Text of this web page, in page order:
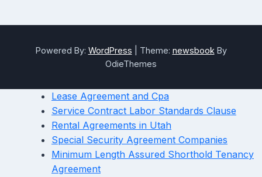
Powered By: WordPress Theme: newsbook By
OdieThemes
Lease Agreement and Cpa
Service Contract Labor Standards Clause
Rental Agreements in Utah
Special Security Agreement Companies
Minimum Length Assured Shorthold Tenancy
Agreement